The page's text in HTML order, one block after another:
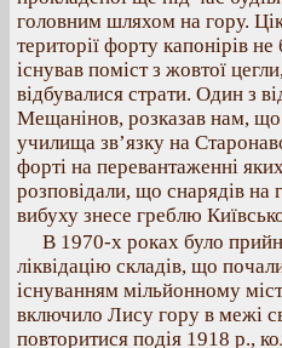
головним шляхом на гору.
території форту капонірів
існував поміст з жовтої
відбувалися страти. Один з
Мещанінов, розказав нам,
училища зв’язку на
форті на перевантаженні
розповідали, що снарядів на
вибуху знесе греблю
В 1970-х роках було
ліквідацію складів, що
існуванням мільйонному
включило Лису гору в межі
повторитися подія 1918 р.,